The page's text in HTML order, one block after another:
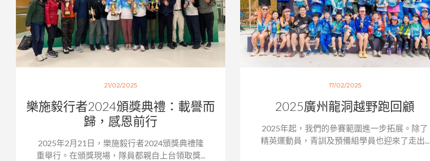
21/02/2025
樂施毅行者2024頒獎典禮：載譽而
歸，感恩前行
2025年2月21日，樂施毅行者2024頒獎典禮隆
重舉行。在頒獎現場，隊員都親自上台領取獎...
17/02/2025
2025廣州龍洞越野跑回顧
2025年起，我們的參賽範圍進一步拓展。除了
精英運動員，青訓及預備組學員也迎來了走出...